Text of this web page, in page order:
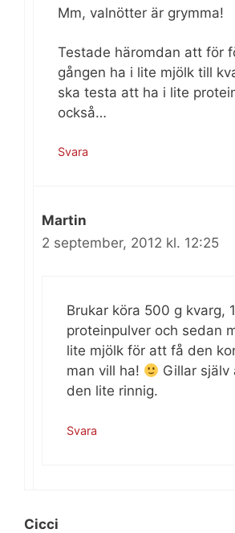
Mm, valnötter är grymma!
Testade häromdan att för
gången ha i lite mjölk till
ska testa att ha i lite
också…
Svara
Martin
2 september, 2012 kl. 12:25
Brukar köra 500 g kvarg,
proteinpulver och sedan
lite mjölk för att få den
man vill ha!
Gillar själv
den lite rinnig.
Svara
Cicci